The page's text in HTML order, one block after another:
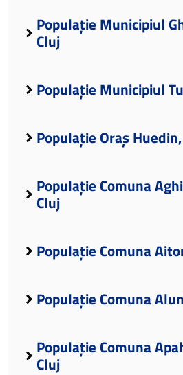
Populație Municipiul
Cluj
Populație Municipiul
Populație Oraș
Populație Comuna
Cluj
Populație Comuna
Populație Comuna
Populație Comuna
Cluj